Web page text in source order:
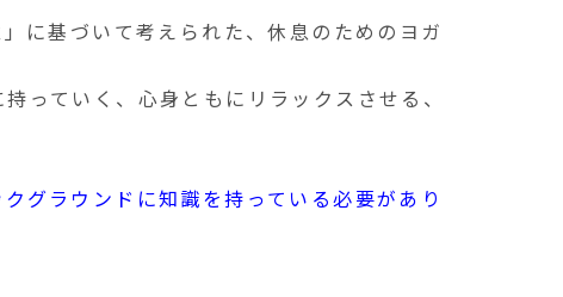
に基づいて考えられた、休息のためのヨガ
っていく、心身ともにリラックスさせる、
グラウンドに知識を持っている必要があり